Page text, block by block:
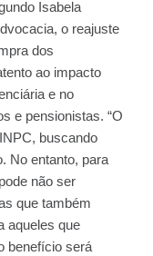
Isabela
o reajuste
dos
ao impacto
e no
e pensionistas. “O
buscando
No entanto, para
não ser
que também
aqueles que
benefício será